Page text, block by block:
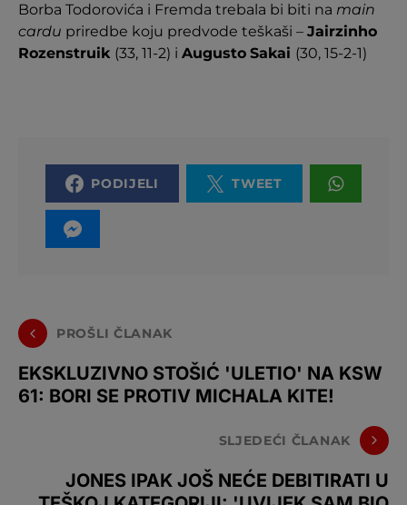
Borba Todorovića i Fremda trebala bi biti na main
cardu priredbe koju predvode teškaši – Jairzinho
Rozenstruik (33, 11-2) i Augusto Sakai (30, 15-2-1)
PODIJELI TWEET
PROŠLI ČLANAK
EKSKLUZIVNO STOŠIĆ 'ULETIO' NA KSW
61: BORI SE PROTIV MICHALA KITE!
SLJEDEĆI ČLANAK
JONES IPAK JOŠ NEĆE DEBITIRATI U